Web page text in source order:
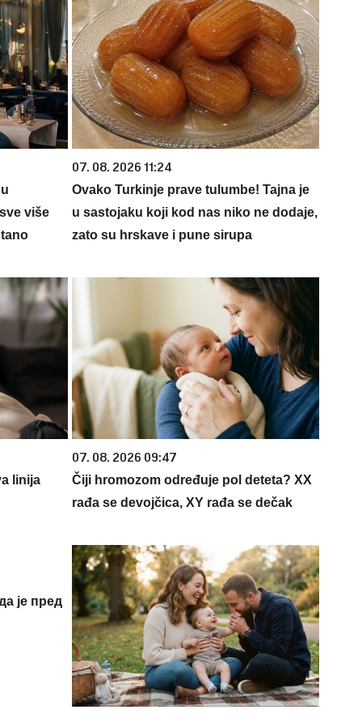
više
07. 08. 2026 11:24
Ovako Turkinje prave tulumbe! Tajna je
u sastojaku koji kod nas niko ne dodaje,
zato su hrskave i pune sirupa
linija
07. 08. 2026 09:47
Čiji hromozom određuje pol deteta? XX
rađa se devojčica, XY rađa se dečak
је пред